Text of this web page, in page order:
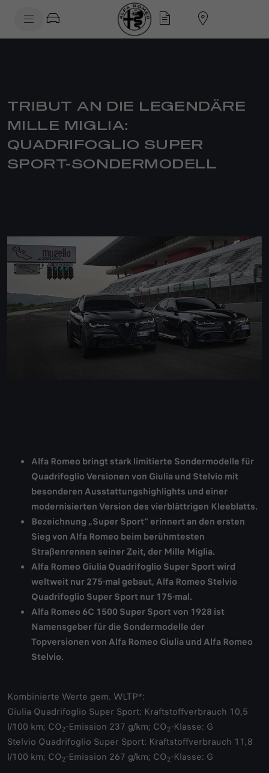
TRIBUT AN DIE LEGENDÄRE
MILLE MIGLIA:
QUADRIFOGLIO SUPER
SPORT-SONDERMODELL
Alfa Romeo bringt stark limitierte Sondermodelle für
Quadrifoglio Versionen von Giulia und Stelvio mit
besonderen Ausstattungshighlights und einer
modernisierten Version des vierblättrigen Kleeblatts.
Bezeichnung „Super Sport“ erinnert an den ersten
Sieg von Alfa Romeo beim berühmtesten
Straßenrennen seiner Zeit, der Mille Miglia.
Alfa Romeo Giulia Quadrifoglio Super Sport wird
weltweit nur 275-mal gebaut, Alfa Romeo Stelvio
Quadrifoglio Super Sport nur 175-mal.
Alfa Romeo 6C 1500 Super Sport von 1928 ist
Namensgeber für die Sondermodelle der
Topversionen von Alfa Romeo Giulia und Alfa Romeo
Stelvio.
Kombinierte Werte gem. WLTP*:
Giulia Quadrifoglio Super Sport: Kraftstoffverbrauch 10,5
l/100 km; CO2-Emission 237 g/km; CO2-Klasse: G
Stelvio Quadrifoglio Super Sport: Kraftstoffverbrauch 11,8
l/100 km; CO2-Emission 267 g/km; CO2-Klasse: G